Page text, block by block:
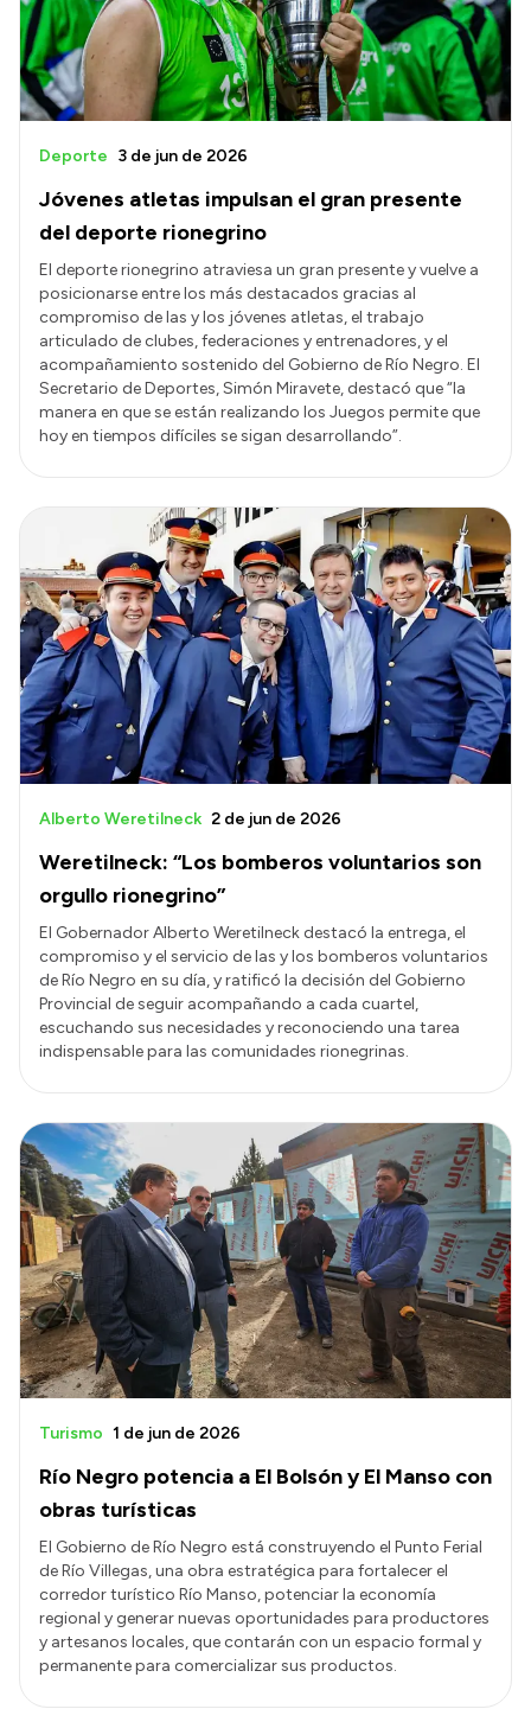
Jóvenes atletas impulsan el gran presente
del deporte rionegrino
Deporte 3 de jun de 2026
El deporte rionegrino atraviesa un gran presente y vuelve a
posicionarse entre los más destacados gracias al
compromiso de las y los jóvenes atletas, el trabajo
articulado de clubes, federaciones y entrenadores, y el
acompañamiento sostenido del Gobierno de Río Negro. El
Secretario de Deportes, Simón Miravete, destacó que “la
manera en que se están realizando los Juegos permite que
hoy en tiempos difíciles se sigan desarrollando”.
Weretilneck: “Los bomberos voluntarios son
orgullo rionegrino”
Alberto Weretilneck 2 de jun de 2026
El Gobernador Alberto Weretilneck destacó la entrega, el
compromiso y el servicio de las y los bomberos voluntarios
de Río Negro en su día, y ratificó la decisión del Gobierno
Provincial de seguir acompañando a cada cuartel,
escuchando sus necesidades y reconociendo una tarea
indispensable para las comunidades rionegrinas.
Río Negro potencia a El Bolsón y El Manso con
obras turísticas
Turismo 1 de jun de 2026
El Gobierno de Río Negro está construyendo el Punto Ferial
de Río Villegas, una obra estratégica para fortalecer el
corredor turístico Río Manso, potenciar la economía
regional y generar nuevas oportunidades para productores
y artesanos locales, que contarán con un espacio formal y
permanente para comercializar sus productos.